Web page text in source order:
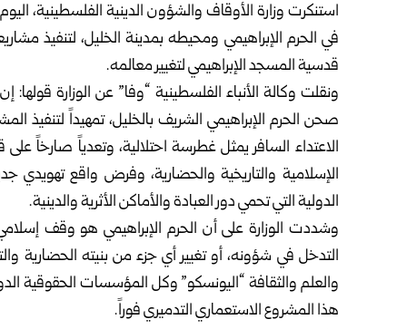
استنكرت وزارة الأوقاف والشؤون الدينية الفلسطينية، اليوم
في الحرم الإبراهيمي ومحيطه بمدينة الخليل، لتنفيذ
قدسية المسجد الإبراهيمي لتغيير معالمه.
ونقلت وكالة الأنباء الفلسطينية “وفا” عن الوزارة
صحن الحرم الإبراهيمي الشريف بالخليل، تمهيداً
الاعتداء السافر يمثل غطرسة احتلالية، وتعدياً صارخاً
الإسلامية والتاريخية والحضارية، وفرض واقع تهويدي
الدولية التي تحمي دور العبادة والأماكن الأثرية والدينية.
وشددت الوزارة على أن الحرم الإبراهيمي هو وقف
التدخل في شؤونه، أو تغيير أي جزء من بنيته الحضارية
والعلم والثقافة “اليونسكو” وكل المؤسسات الحقوقية
هذا المشروع الاستعماري التدميري فوراً.